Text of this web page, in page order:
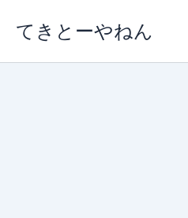
ス
てきとーやねん